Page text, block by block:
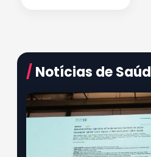
/ Notícias de